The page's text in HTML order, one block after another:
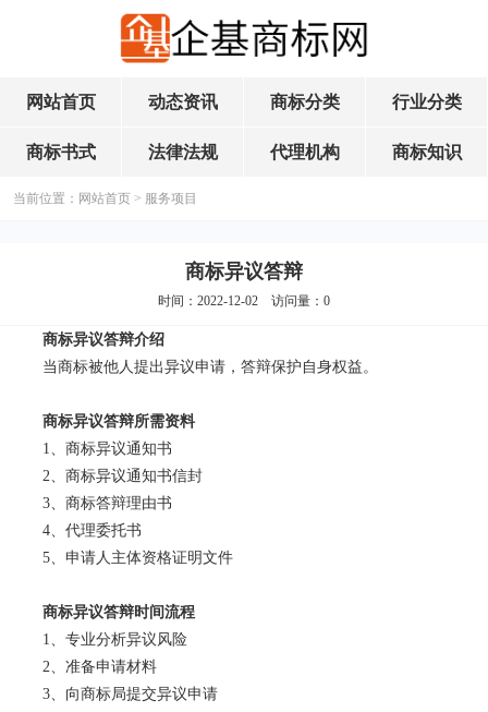
网站首页 动态资讯 商标分类 行业分类
商标书式 法律法规 代理机构 商标知识
当前位置： 网站首页 > 服务项目
商标异议答辩
时间：2022-12-02 访问量： 0
商标异议答辩介绍
当商标被他人提出异议申请，答辩保护自身权益。
商标异议答辩所需资料
1、商标异议通知书
2、商标异议通知书信封
3、商标答辩理由书
4、代理委托书
5、申请人主体资格证明文件
商标异议答辩时间流程
1、专业分析异议风险
2、准备申请材料
3、向商标局提交异议申请